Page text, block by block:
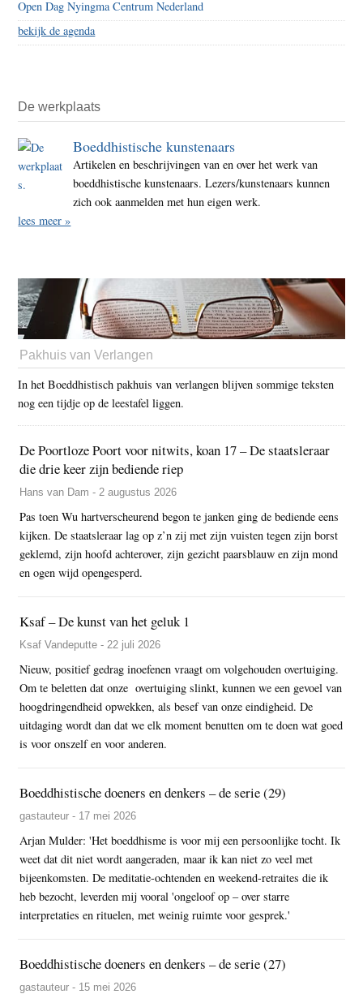
Open Dag Nyingma Centrum Nederland
bekijk de agenda
De werkplaats
Boeddhistische kunstenaars
Artikelen en beschrijvingen van en over het werk van
boeddhistische kunstenaars. Lezers/kunstenaars kunnen
zich ook aanmelden met hun eigen werk.
lees meer »
Pakhuis van Verlangen
In het Boeddhistisch pakhuis van verlangen blijven sommige teksten
nog een tijdje op de leestafel liggen.
De Poortloze Poort voor nitwits, koan 17 – De staatsleraar
die drie keer zijn bediende riep
Hans van Dam - 2 augustus 2026
Pas toen Wu hartverscheurend begon te janken ging de bediende eens
kijken. De staatsleraar lag op z’n zij met zijn vuisten tegen zijn borst
geklemd, zijn hoofd achterover, zijn gezicht paarsblauw en zijn mond
en ogen wijd opengesperd.
Ksaf – De kunst van het geluk 1
Ksaf Vandeputte - 22 juli 2026
Nieuw, positief gedrag inoefenen vraagt om volgehouden overtuiging.
Om te beletten dat onze overtuiging slinkt, kunnen we een gevoel van
hoogdringendheid opwekken, als besef van onze eindigheid. De
uitdaging wordt dan dat we elk moment benutten om te doen wat goed
is voor onszelf en voor anderen.
Boeddhistische doeners en denkers – de serie (29)
gastauteur - 17 mei 2026
Arjan Mulder: 'Het boeddhisme is voor mij een persoonlijke tocht. Ik
weet dat dit niet wordt aangeraden, maar ik kan niet zo veel met
bijeenkomsten. De meditatie-ochtenden en weekend-retraites die ik
heb bezocht, leverden mij vooral 'ongeloof op – over starre
interpretaties en rituelen, met weinig ruimte voor gesprek.'
Boeddhistische doeners en denkers – de serie (27)
gastauteur - 15 mei 2026